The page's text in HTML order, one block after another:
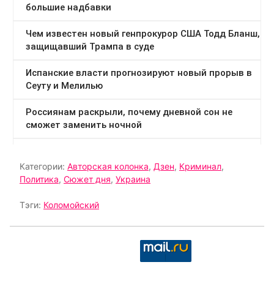
Категории: Авторская колонка, Дзен, Криминал,
Политика, Сюжет дня, Украина
Тэги: Коломойский